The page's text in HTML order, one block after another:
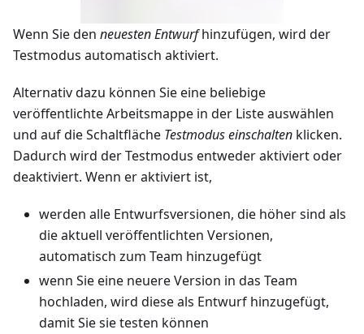
Wenn Sie den neuesten Entwurfhinzufügen, wird der
Testmodus automatisch aktiviert.
Alternativ dazu können Sie eine beliebige
veröffentlichte Arbeitsmappe in der Liste auswählen
und auf die Schaltfläche Testmodus einschalten klicken.
Dadurch wird der Testmodus entweder aktiviert oder
deaktiviert. Wenn er aktiviert ist,
werden alle Entwurfsversionen, die höher sind als
die aktuell veröffentlichten Versionen,
automatisch zum Team hinzugefügt
wenn Sie eine neuere Version in das Team
hochladen, wird diese als Entwurf hinzugefügt,
damit Sie sie testen können